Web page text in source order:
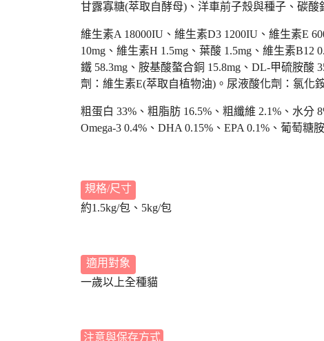
甘露寡糖(萃取自酵母)、洋車前子殼與種子、碳
維生素A 18000IU、維生素D3 1200IU、維生素E
10mg、維生素H 1.5mg、葉酸 1.5mg、維生素B12
鐵 58.3mg、胺基酸螯合銅 15.8mg、DL-甲硫胺酸
劑：維生素E(萃取自植物油)。尿液酸化劑：氯化
粗蛋白 33%、粗脂肪 16.5%、粗纖維 2.1%、水分
Omega-3 0.4%、DHA 0.15%、EPA 0.1%、葡萄糖
規格/尺寸
約1.5kg/包、5kg/包
適用對象
一歲以上全種貓
注意與保存方式